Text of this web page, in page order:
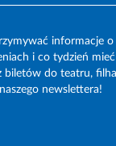
informacje o
i co tydzień mieć
biletów do teatru,
newslettera!